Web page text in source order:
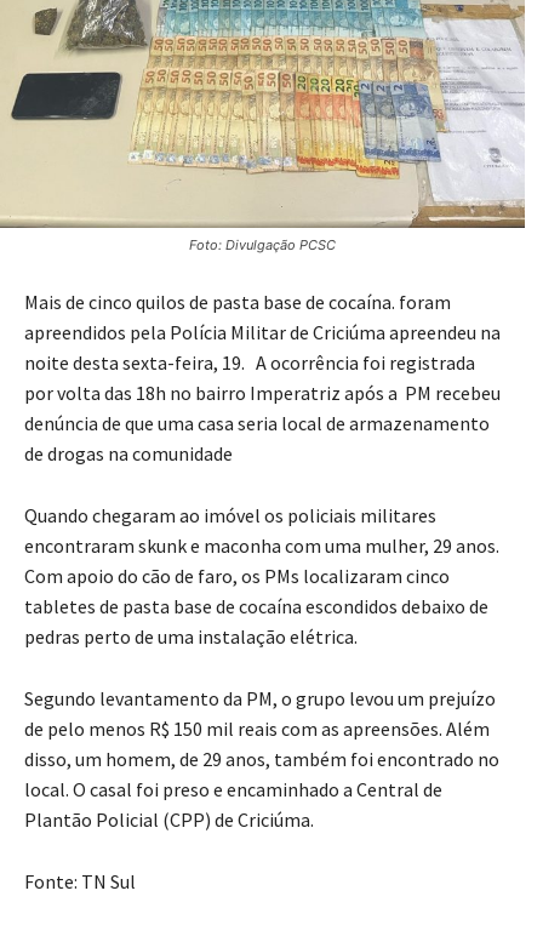
Foto: Divulgação PCSC
Mais de cinco quilos de pasta base de cocaína. foram
apreendidos pela Polícia Militar de Criciúma apreendeu na
noite desta sexta-feira, 19. A ocorrência foi registrada
por volta das 18h no bairro Imperatriz após a PM recebeu
denúncia de que uma casa seria local de armazenamento
de drogas na comunidade
Quando chegaram ao imóvel os policiais militares
encontraram skunk e maconha com uma mulher, 29 anos.
Com apoio do cão de faro, os PMs localizaram cinco
tabletes de pasta base de cocaína escondidos debaixo de
pedras perto de uma instalação elétrica.
Segundo levantamento da PM, o grupo levou um prejuízo
de pelo menos R$ 150 mil reais com as apreensões. Além
disso, um homem, de 29 anos, também foi encontrado no
local. O casal foi preso e encaminhado a Central de
Plantão Policial (CPP) de Criciúma.
Fonte: TN Sul